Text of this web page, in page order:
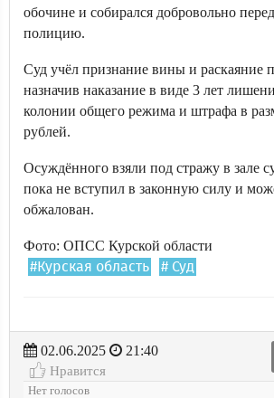
обочине и собирался добровольно
полицию.
Суд учёл признание вины и раскаяние
назначив наказание в виде 3 лет
колонии общего режима и штрафа в
рублей.
Осуждённого взяли под стражу в зале
пока не вступил в законную силу и
обжалован.
Фото: ОПСС Курской области
#Курская область # Суд
02.06.2025
21:40
Нравится
Нет голосов